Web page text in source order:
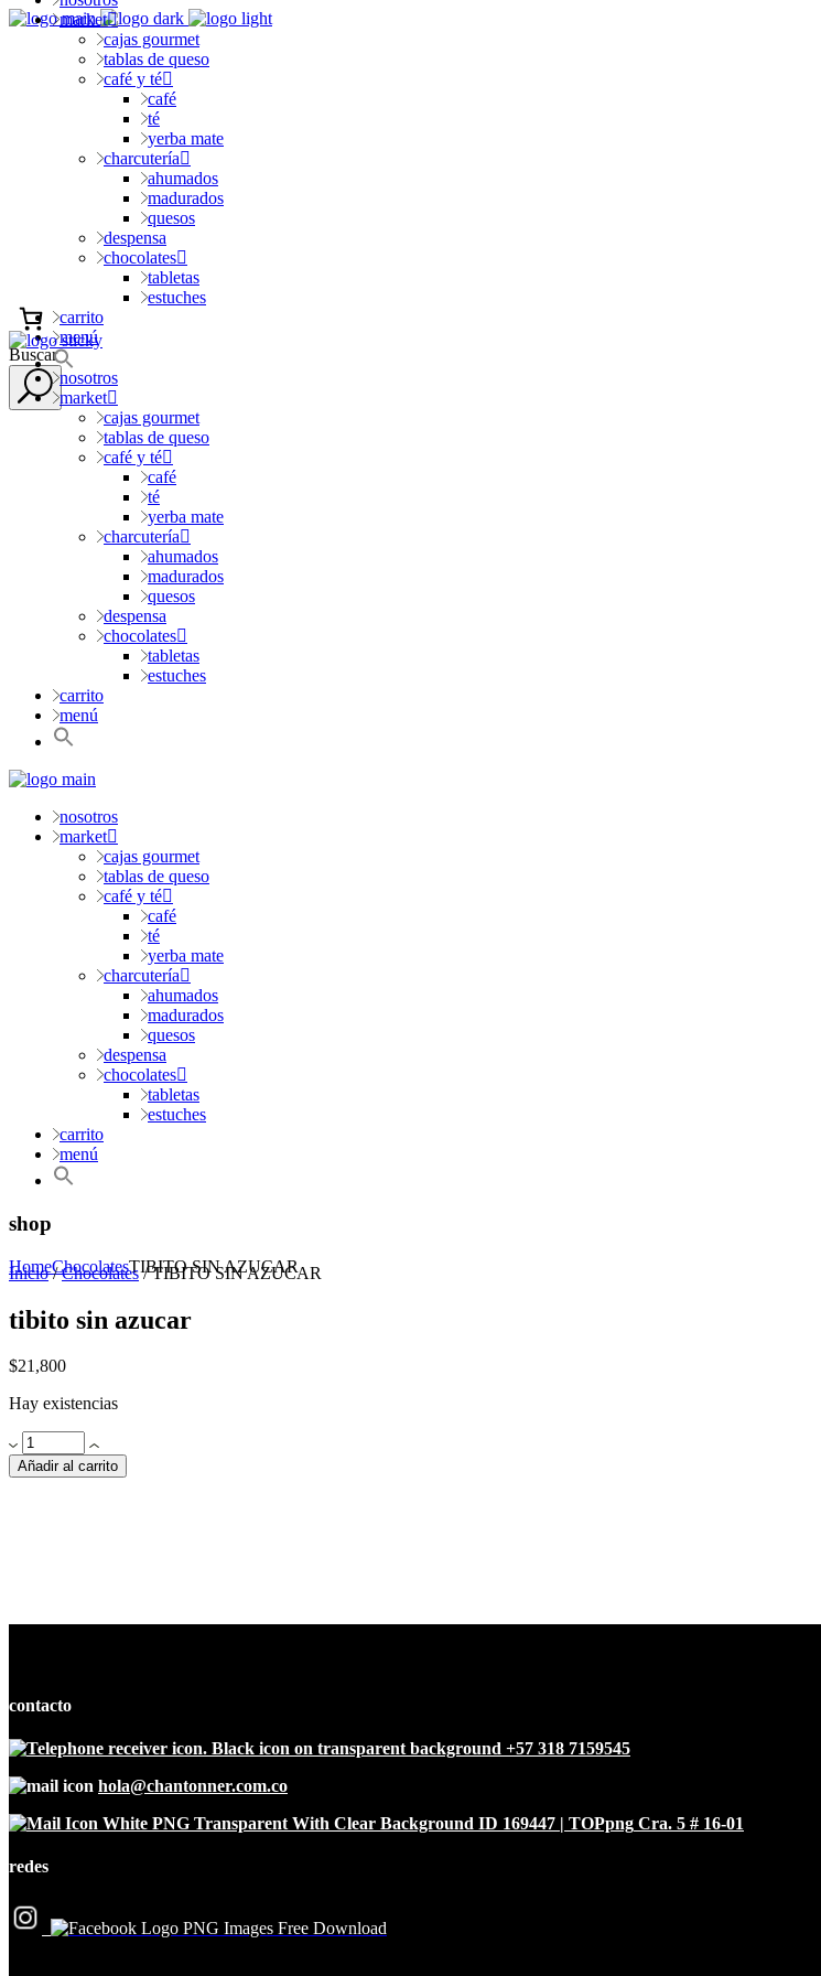
market
cajas gourmet
tablas de queso
café y té
café
té
yerba mate
charcutería
ahumados
madurados
quesos
despensa
chocolates
tabletas
estuches
carrito
menú
Buscar
nosotros
market
cajas gourmet
tablas de queso
café y té
café
té
yerba mate
charcutería
ahumados
madurados
quesos
despensa
chocolates
tabletas
estuches
carrito
menú
nosotros
market
cajas gourmet
tablas de queso
café y té
café
té
yerba mate
charcutería
ahumados
madurados
quesos
despensa
chocolates
tabletas
estuches
carrito
menú
shop
HomeChocolatesTIBITO SIN AZUCAR
Inicio/Chocolates/ TIBITO SIN AZUCAR
tibito sin azucar
$21,800
Hay existencias
TIBITO
SIN
AZUCAR
Añadir al carrito
contacto
+57 318 7159545
hola@chantonner.com.co
Cra. 5 # 16-01
redes